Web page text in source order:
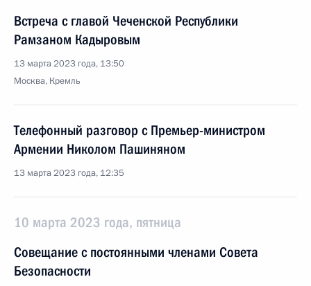
Встреча с главой Чеченской Республики
Рамзаном Кадыровым
13 марта 2023 года, 13:50
Москва, Кремль
Телефонный разговор с Премьер-министром
Армении Николом Пашиняном
13 марта 2023 года, 12:35
10 марта 2023 года, пятница
Совещание с постоянными членами Совета
Безопасности